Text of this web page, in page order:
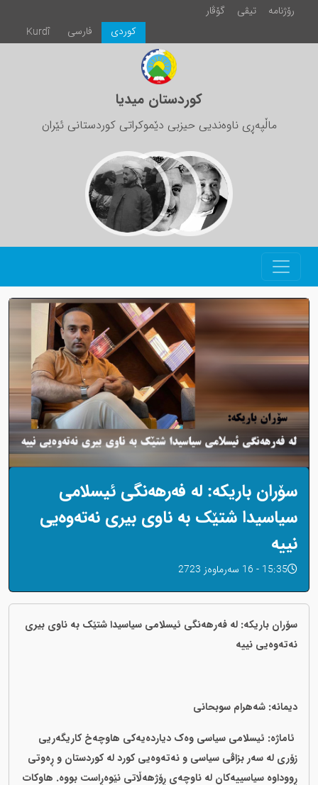
رۆژنامە تیڤی
گۆڤار
Kurdî
فارسی كوردی
کوردستان میدیا
ماڵپەڕی ناوەندیی حیزبی دێموکراتی کوردستانی ئێران
سۆران باریکە: لە فەرهەنگی ئیسلامی
سیاسیدا شتێک بە ناوی بیری نەتەوەیی
نییە
15:35 - 16 سەرماوەز 2723
سۆران باریکە: لە فەرهەنگی ئیسلامی سیاسیدا شتێک بە ناوی بیری
نەتەوەیی نییە
دیمانە: شەهرام سوبحانی
ئاماژە: ئیسلامی سیاسی وەک دیاردەیەکی هاوچەخ کاریگەریی
زۆری لە سەر بزاڤی سیاسی و نەتەوەیی کورد لە کوردستان و ڕەوتی
ڕووداوە سیاسییەکان لە ناوچەی ڕۆژهەڵاتی نێوەڕاست بووە. هاوکات